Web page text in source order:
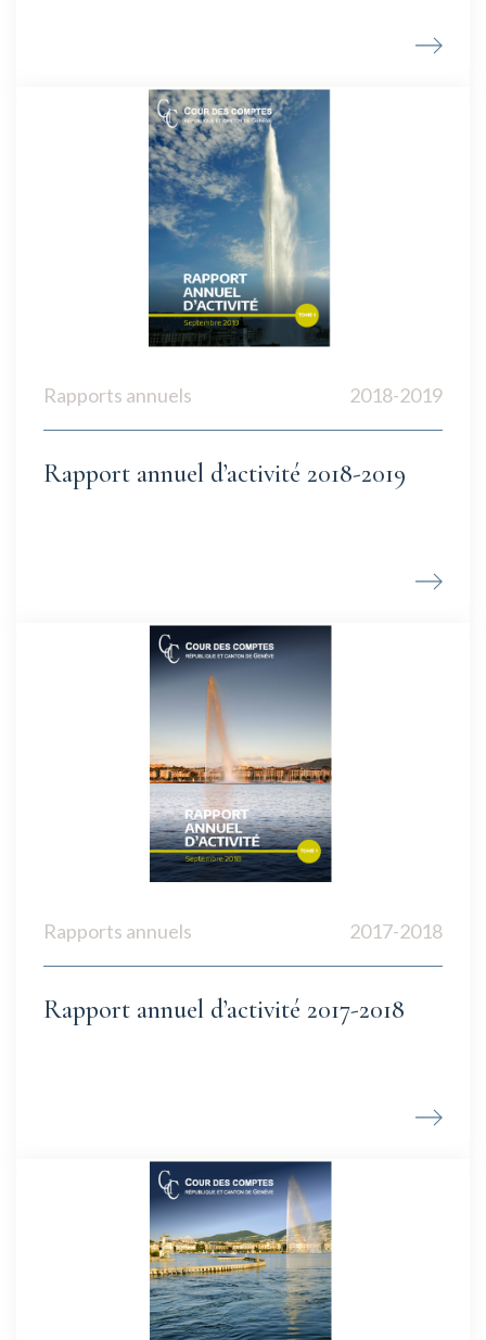
Rapports annuels 2018-2019
Rapport annuel d’activité 2018-2019
Rapports annuels 2017-2018
Rapport annuel d’activité 2017-2018